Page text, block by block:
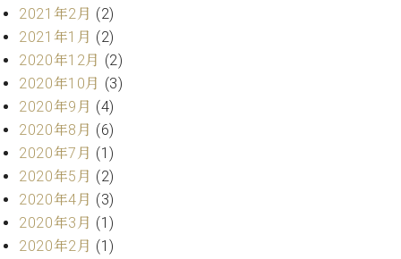
C.
ベ
ヒ
シ
ュ
タ
イ
ン
ア
カ
デ
ミ
ェ
ル
ジ
ュ
ア
セ
ス
セン
トラ
ム東
京の
ご案
2021年2月 (2)
2021年1月 (2)
2020年12月 (2)
2020年10月 (3)
2020年9月 (4)
2020年8月 (6)
2020年7月 (1)
2020年5月 (2)
2020年4月 (3)
2020年3月 (1)
2020年2月 (1)